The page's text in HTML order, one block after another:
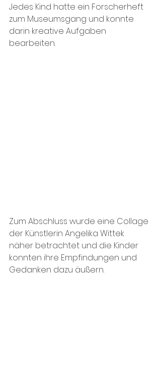
Jedes Kind hatte ein Forscherheft
zum Museumsgang und konnte
darin kreative Aufgaben
bearbeiten.
Zum Abschluss wurde eine Collage
der Künstlerin Angelika Wittek
näher betrachtet und die Kinder
konnten ihre Empfindungen und
Gedanken dazu äußern.